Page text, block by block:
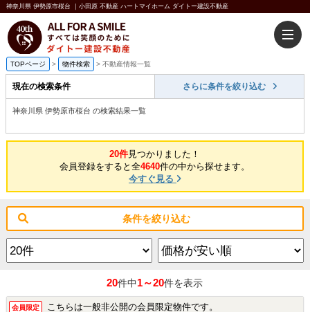
神奈川県 伊勢原市桜台 ｜小田原 不動産 ハートマイホーム ダイトー建設不動産
TOPページ > 物件検索 > 不動産情報一覧
現在の検索条件 さらに条件を絞り込む
神奈川県 伊勢原市桜台 の検索結果一覧
20件見つかりました！
会員登録をすると全4640件の中から探せます。
今すぐ見る
条件を絞り込む
20件中1～20件を表示
会員限定 こちらは一般非公開の会員限定物件です。